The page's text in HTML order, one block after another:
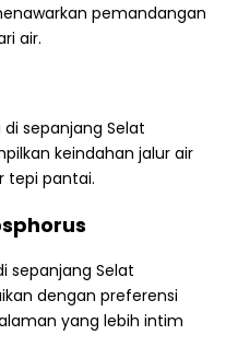
pemandangan
air.
sepanjang Selat
keindahan jalur air
tepi pantai.
sepanjang Selat
dengan preferensi
yang lebih intim